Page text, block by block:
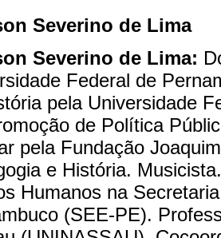
Severino de Lima
Severino de Lima:
Federal de
pela Universidade
de Política
pela Fundação
e História.
Humanos na
(SEE-PE).